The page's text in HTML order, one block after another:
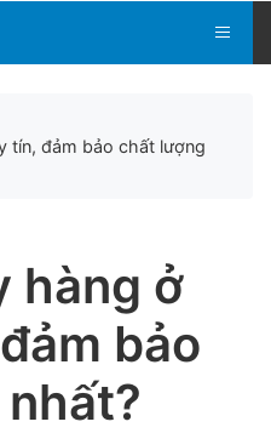
tín, đảm bảo chất lượng
hàng ở
bảo